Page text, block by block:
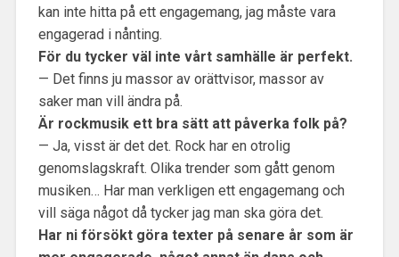
kan inte hitta på ett engagemang, jag måste vara
engagerad i nånting.
För du tycker väl inte vårt samhälle är perfekt.
— Det finns ju massor av orättvisor, massor av
saker man vill ändra på.
Är rockmusik ett bra sätt att påverka folk på?
— Ja, visst är det det. Rock har en otrolig
genomslagskraft. Olika trender som gått genom
musiken… Har man verkligen ett engagemang och
vill säga något då tycker jag man ska göra det.
Har ni försökt göra texter på senare år som är